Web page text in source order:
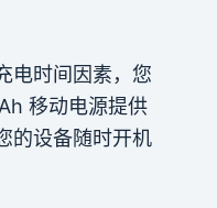
电时间因素，您
移动电源提供
的设备随时开机